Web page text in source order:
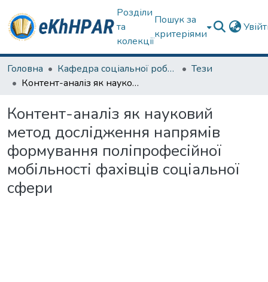
Розділи
та
колекції
Пошук за
критеріями
Головна Кафедра соціальної роботи
Тези
Контент-аналіз як науковий метод дослідження напрямів формування поліпрофесійної мобільності фахівців соціальної сфери
Контент-аналіз як науковий
метод дослідження напрямів
формування поліпрофесійної
мобільності фахівців соціальної
сфери